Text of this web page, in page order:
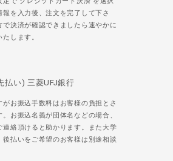
報を入力後、注文を完了して下さ
で決済が確認できましたら速やかに
たします。
払い) 三菱UFJ銀行
がお振込手数料はお客様の負担とさ
。お振込名義が団体名などの場合、
連絡頂けると助かります。また大学
後払いをご希望のお客様は別途相談